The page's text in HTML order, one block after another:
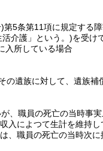
第5条第11項に規定する
活介護」という。)を受け
入所している場合
遺族に対して、遺族補
、職員の死亡の当時事
入によつて生計を維持し
、職員の死亡の当時次